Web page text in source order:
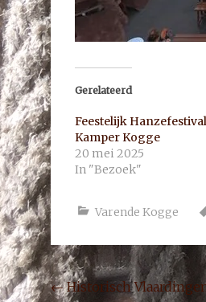
Gerelateerd
Feestelijk
Kamper Kogge
20 mei 2025
In "Bezoek"
Varende Kogge
Bericht
←Historisch